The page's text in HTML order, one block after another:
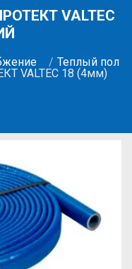
VALTEС
Теплый пол
VALTEС 18 (4мм)